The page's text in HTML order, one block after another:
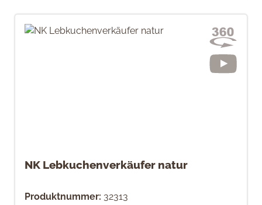
NK Lebkuchenverkäufer natur
Produktnummer: 32313